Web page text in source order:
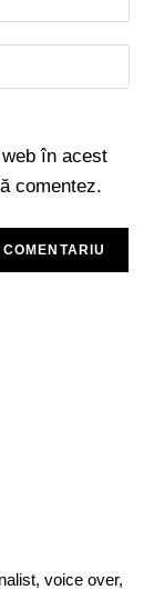
în acest
comentez.
voice over,